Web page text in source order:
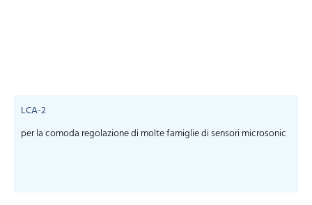
LCA-2
per la comoda regolazione di molte famiglie di sensori microsonic